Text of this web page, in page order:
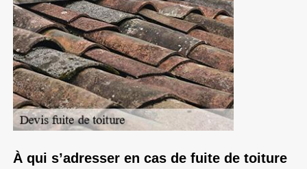
À qui s’adresser en cas de fuite de toiture